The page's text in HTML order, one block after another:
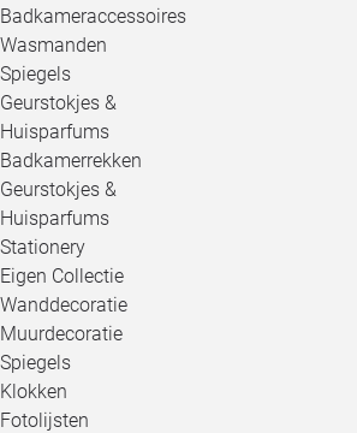
Badkameraccessoires
Wasmanden
Spiegels
Geurstokjes &
Huisparfums
Badkamerrekken
Geurstokjes &
Huisparfums
Stationery
Eigen Collectie
Wanddecoratie
Muurdecoratie
Spiegels
Klokken
Fotolijsten